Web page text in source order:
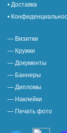
• Доставка
•
— Визитки
— Кружки
— Документы
— Баннеры
— Дипломы
— Наклейки
— Печать фото